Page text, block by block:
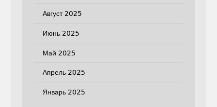
Август 2025
Июнь 2025
Май 2025
Апрель 2025
Январь 2025